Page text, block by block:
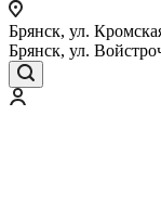
Брянск, ул.
Брянск, ул.